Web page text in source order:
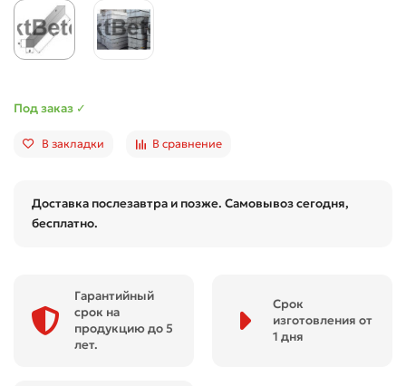
Под заказ ✓
В закладки В сравнение
Доставка послезавтра и позже. Самовывоз сегодня,
бесплатно.
Гарантийный
срок на
продукцию до 5
лет.
Срок
изготовления от
1 дня